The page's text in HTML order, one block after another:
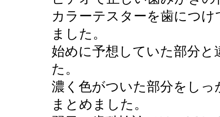
カラーテスターを歯につ
ました。
始めに予想していた部分
た。
濃く色がついた部分をし
まとめました。